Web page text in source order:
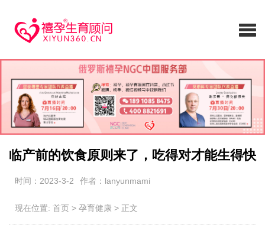
临产前的饮食原则来了，吃得对才能生得快
时间：2023-3-2 作者：lanyunmami
现在位置: 首页 > 孕育健康 > 正文